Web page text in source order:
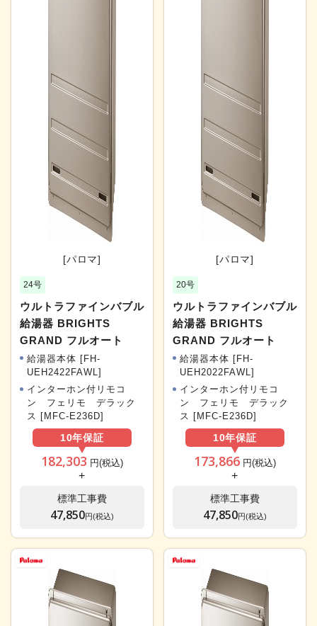
[パロマ]
24号
ウルトラファインバブル
給湯器 BRIGHTS
GRAND フルオート
給湯器本体 [FH-
UEH2422FAWL]
インターホン付リモコ
ン フェリモ デラック
ス [MFC-E236D]
10年保証
182,303 円(税込)
+
標準工事費
47,850円(税込)
[パロマ]
20号
ウルトラファインバブル
給湯器 BRIGHTS
GRAND フルオート
給湯器本体 [FH-
UEH2022FAWL]
インターホン付リモコ
ン フェリモ デラック
ス [MFC-E236D]
10年保証
173,866 円(税込)
+
標準工事費
47,850円(税込)